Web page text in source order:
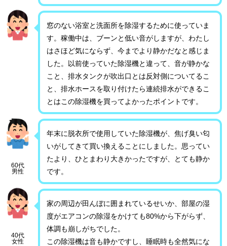
窓のない浴室と洗面所を除湿するために使っていま
す。稼働中は、ブーンと低い音がしますが、わたし
はさほど気にならず、今までより静かだなと感じま
した。以前使っていた除湿機と違って、音が静かな
こと、排水タンクが吹出口とは反対側についてるこ
と、排水ホースを取り付けたら連続排水ができるこ
とはこの除湿機を買ってよかったポイントです。
60代
男性
年末に脱衣所で使用していた除湿機が、焦げ臭い匂
いがしてきて買い換えることにしました。思ってい
たより、ひとまわり大きかったですが、とても静か
です。
40代
女性
家の周辺が田んぼに囲まれているせいか、部屋の湿
度がエアコンの除湿をかけても80%から下がらず、
体調も崩しがちでした。
この除湿機は音も静かですし、睡眠時も全然気にな